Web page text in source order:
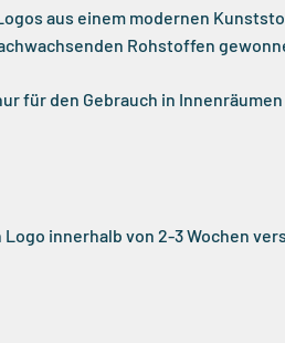
aus einem modernen
Rohstoffen
für den Gebrauch in
Logo innerhalb von 2-3 Wochen